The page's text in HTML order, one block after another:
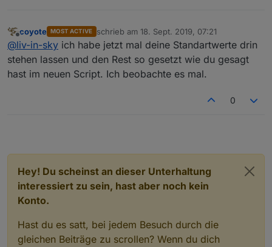
Offline
coyote MOST ACTIVE schrieb am 18. Sept. 2019, 07:21
zuletzt editiert von
@liv-in-sky ich habe jetzt mal deine Standartwerte drin
stehen lassen und den Rest so gesetzt wie du gesagt
hast im neuen Script. Ich beobachte es mal.
0
Hey! Du scheinst an dieser Unterhaltung
interessiert zu sein, hast aber noch kein
Konto.
Hast du es satt, bei jedem Besuch durch die
gleichen Beiträge zu scrollen? Wenn du dich